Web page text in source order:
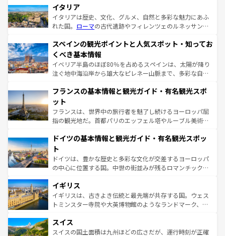
イタリア
イタリアは歴史、文化、グルメ、自然と多彩な魅力にあふ
れた国。 ローマの古代遺跡やフィレンツェのルネッサンス
ろん、トスカーナの美しい田園風景やアマルフィ海岸の絶
景など、自然景観も見逃せない。観光の合間には、本場の
ピザやパスタなど、絶品のイタリア料理を堪能することも
できる。朝目覚めてから夜眠るまで、すべての瞬間を楽し
なお、新着のイタリア情報はコンテンツ一覧を参照してほ
しい。
スペインの観光ポイントと人気スポット・知ってお
くべき基本情報
イベリア半島のほぼ80％を占めるスペインは、太陽が降り
注ぐ地中海沿岸から雄大なピレネー山脈まで、多彩な自然
文化が根付くこの国では、情熱的なフラメンコ、熱気あふ
れる闘牛、そして美味しいタパスが生活の一部となってい
る。首都マドリードの洗練された雰囲気や、バルセロナの
アートに溢れた街角から、地方では古代ローマ遺跡や中世
せる。地方によって風土や気候が異なるスペインはその個
ンテンツ一覧 を参照してほしい。
フランスの基本情報と観光ガイド・有名観光スポ
ット
フランスは、世界中の旅行者を魅了し続けるヨーロッパ屈
指の観光地だ。首都パリのエッフェル塔やルーブル美術館
で、幅広い魅力が詰まっている。華麗な宮殿、歴史的な大
聖堂、美しいビーチ、そして豊かな自然が、訪れる者を心
から魅了する。また、フランスは美食の国としても知ら
れ、フランス料理はユネスコ無形文化遺産にも登録されて
香り高いラベンダー畑など、多彩な楽しみ方が可能だ。さ
らに、パリ以外の地域にも魅力が溢れており、どの街角に
も豊かな歴史と文化が息づいている。パリ以外の個性あふ
を参照してほしい。
ドイツの基本情報と観光ガイド・有名観光スポッ
ト
ドイツは、豊かな歴史と多彩な文化が交差するヨーロッパ
の中心に位置する国。中世の街並みが残るロマンチック街
顔を持つこの国は、どこを歩いても飽きることがない。ベ
ルリンの文化的活気、バイエルン州のアルプスの絶景、そ
してライン川沿いのワイン畑といった風景は必見。ビール
は、お酒好きな人にはぜひ体験してほしい。 なお、新着の
ドイツ情報はコンテンツ一覧を参照してほしい。
イギリス
イギリスは、古きよき伝統と最先端が共存する国。ウェス
トミンスター寺院や大英博物館のようなランドマーク、歴
リアごとに異なる魅力がある。また、優雅なアフタヌーン
ティー、ビール好きにはたまらない英国パブ、サッカー観
スイス
スイスの国土面積は九州ほどの広さだが、運行時刻が正確